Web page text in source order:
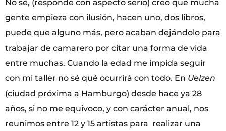
No sé, (responde con aspecto serio) creo que mucha
gente empieza con ilusión, hacen uno, dos libros,
puede que alguno más, pero acaban dejándolo para
trabajar de camarero por citar una forma de vida
entre muchas. Cuando la edad me impida seguir
con mi taller no sé qué ocurrirá con todo. En Uelzen
(ciudad próxima a Hamburgo) desde hace ya 28
años, si no me equivoco, y con carácter anual, nos
reunimos entre 12 y 15 artistas para realizar una